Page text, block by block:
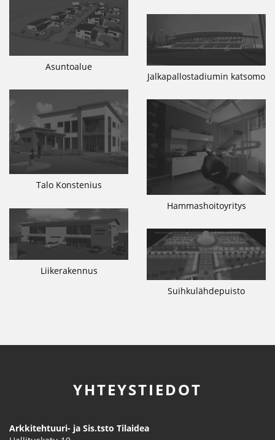
Asuntoalue
Jalkapallostadiumin katsomo
Talo Konstenius
Hammashoitoyritys
Liikerakennus
Suihkulähdepuisto
YHTEYSTIEDOT
Arkkitehtuuri- ja Sis.tsto Tilaidea